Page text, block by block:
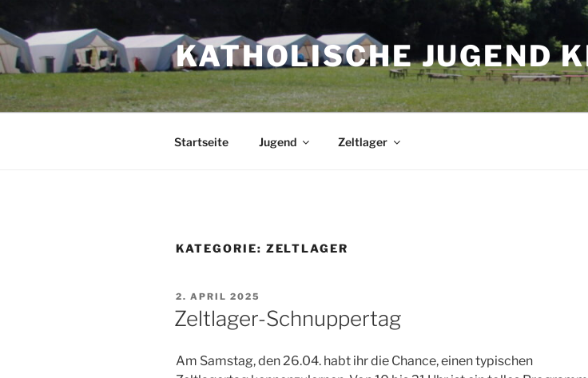
Inhalt
springen
KATHOLISCHE JUGEND
Startseite Jugend Zeltlager
KATEGORIE: ZELTLAGER
VERÖFFENTLICHT
AM
2. APRIL 2025
Zeltlager-Schnuppertag
Am Samstag, den 26.04. habt ihr die Chance, einen typischen